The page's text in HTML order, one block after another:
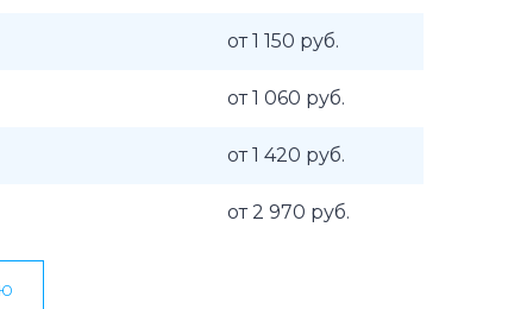
от 1 150 руб.
от 1 060 руб.
от 1 420 руб.
от 2 970 руб.